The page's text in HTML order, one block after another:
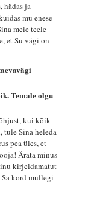
hädas ja
mu enese
meie teele
et Su vägi on
Temale olgu
kui kõik
tule Sina heleda
pea üles, et
Ärata minus
kirjeldamatut
kord mullegi